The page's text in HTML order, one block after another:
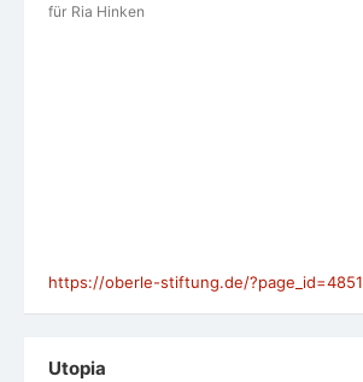
für Ria Hinken
https://oberle-stiftung.de/?page_id=4851
Utopia